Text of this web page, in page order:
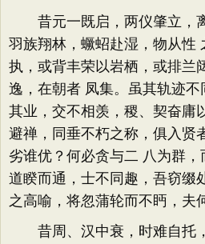
昔元一既启，两仪肇立，离
羽族翔林，蟩蛁赴湿，物从性
执，或背丰荣以岩栖，或排兰
逸，在朝者 凤集。虽其轨迹
其业，交不相羡，稷、契奋庸
避禅，同垂不朽之称，俱入贤
劣谁优？何必贪与二 八为群，
道睽而通，士不同趣，吾窃缀
之高喻，将忽蒲轮而不眄，夫
昔周、汉中衰，时难自托